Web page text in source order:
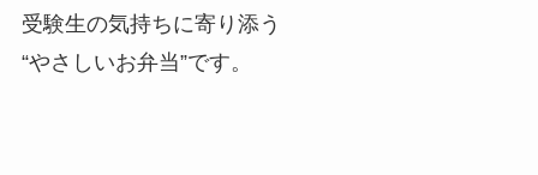
受験生の気持ちに寄り添う
“やさしいお弁当”です。